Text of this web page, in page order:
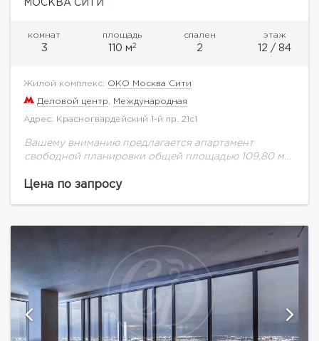
МОСКВА СИТИ
комнат
3
площадь
110 м2
спален
2
этаж
12 / 84
Жилой комплекс: ОКО Москва Сити
Деловой центр Международная
Адрес: Красногвардейский 1-й пр. 21с1
Вашему вниманию предлагается апартамент
свободной планировки общей площадью 109,80 м2.
выполненные по авторским дизайн-проектам,
надежная...
Цена по запросу